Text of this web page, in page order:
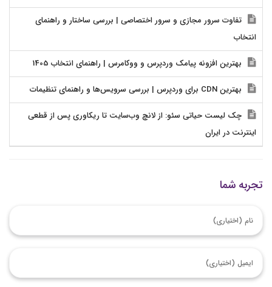
تفاوت سرور مجازی و سرور اختصاصی | بررسی ساختار و راهنمای
انتخاب
بهترین افزونه پیامک وردپرس و ووکامرس | راهنمای انتخاب 1405
بهترین CDN برای وردپرس | بررسی سرویس‌ها و راهنمای تنظیمات
چک لیست حیاتی سئو: از لانچ وب‌سایت تا ریکاوری پس از قطعی
اینترنت در ایران
تجربه شما